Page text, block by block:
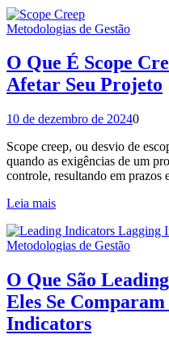
Metodologias de Gestão
O Que É Scope
Afetar Seu Projeto
10 de dezembro de 20240
Scope creep, ou desvio de
quando as exigências de um
controle, resultando em prazos
Leia mais
Metodologias de Gestão
O Que São
Eles Se
Indicators